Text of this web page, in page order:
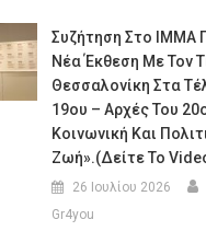
Συζήτηση Στο ΙΜΜΑ
Νέα Έκθεση Με Τον
Θεσσαλονίκη Στα
19ου – Αρχές Του
Κοινωνική Και
Ζωή».(Δείτε Το
26 Ιουλίου 2026
Gr4you